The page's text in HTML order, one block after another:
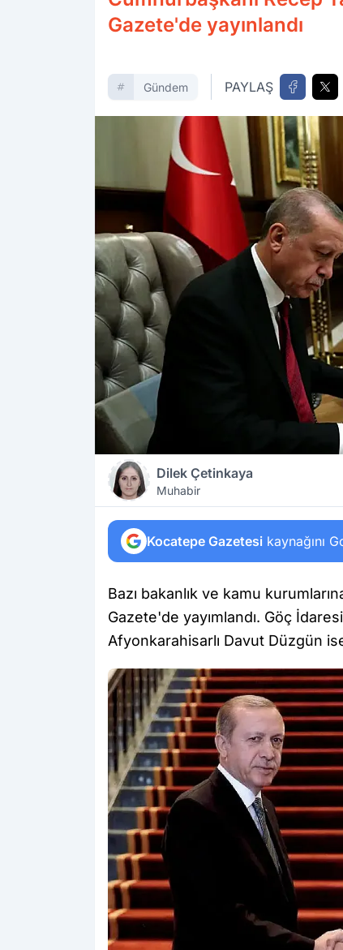
Gazete'de yayınlandı
Gündem PAYLAŞ
Dilek Çetinkaya
Muhabir
Kocatepe Gazetesi kaynağını
Bazı bakanlık ve kamu
Gazete'de yayımlandı. Göç
Afyonkarahisarlı Davut Düzgün